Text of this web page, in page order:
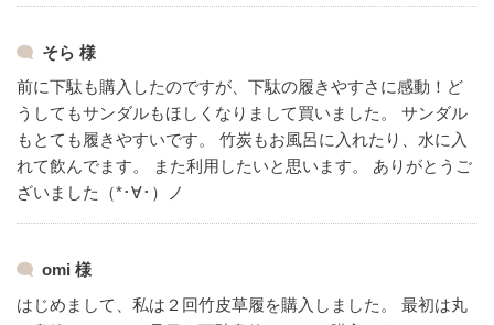
そら 様
前に下駄も購入したのですが、下駄の履きやすさに感動！ど
うしてもサンダルもほしくなりまして買いました。
サンダル
もとても履きやすいです。
竹炭もお風呂に入れたり、水に入
れて飲んでます。
また利用したいと思います。
ありがとうご
ざいました（*･∀･）ノ
omi 様
はじめまして、私は２回竹皮草履を購入しました。
最初は丸